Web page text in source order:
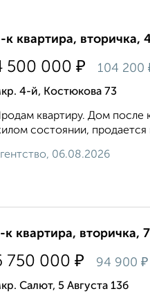
к квартира, вторичка,
500 000 ₽ 104 200
4-й, Костюкова 73
квартиру. Дом после
состоянии, продается
06.08.2026
к квартира, вторичка,
750 000 ₽ 94 900 ₽
Салют, 5 Августа 13б